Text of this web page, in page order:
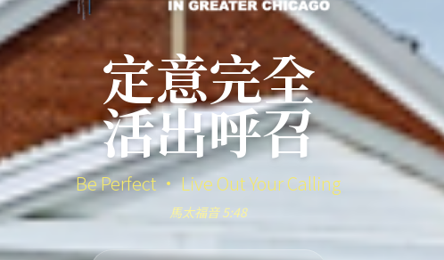
定意完全
活出呼召
Be Perfect · Live Out Your Calling
馬太福音 5:48